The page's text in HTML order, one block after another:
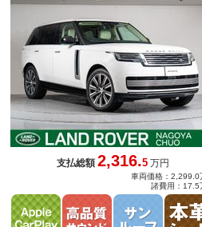
ＭＥＲＩＤＩＡＮシグネチャーサウ
ルミラー ２２インチホイール アン
イト
支払総額2,316.5 万円
車両価格：2,299.0
諸費用：17.5